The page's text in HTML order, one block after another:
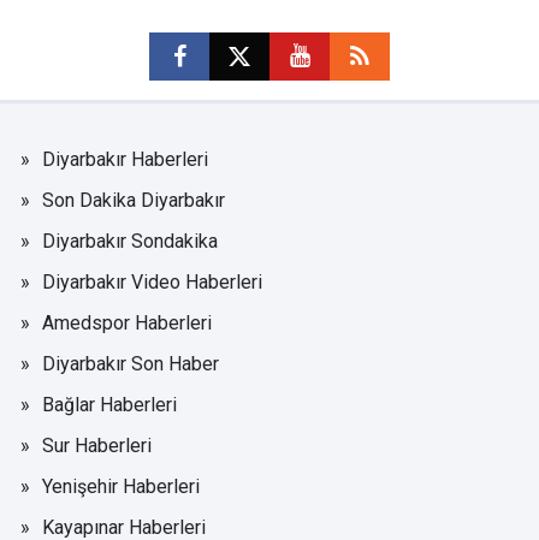
Diyarbakır Haberleri
Son Dakika Diyarbakır
Diyarbakır Sondakika
Diyarbakır Video Haberleri
Amedspor Haberleri
Diyarbakır Son Haber
Bağlar Haberleri
Sur Haberleri
Yenişehir Haberleri
Kayapınar Haberleri